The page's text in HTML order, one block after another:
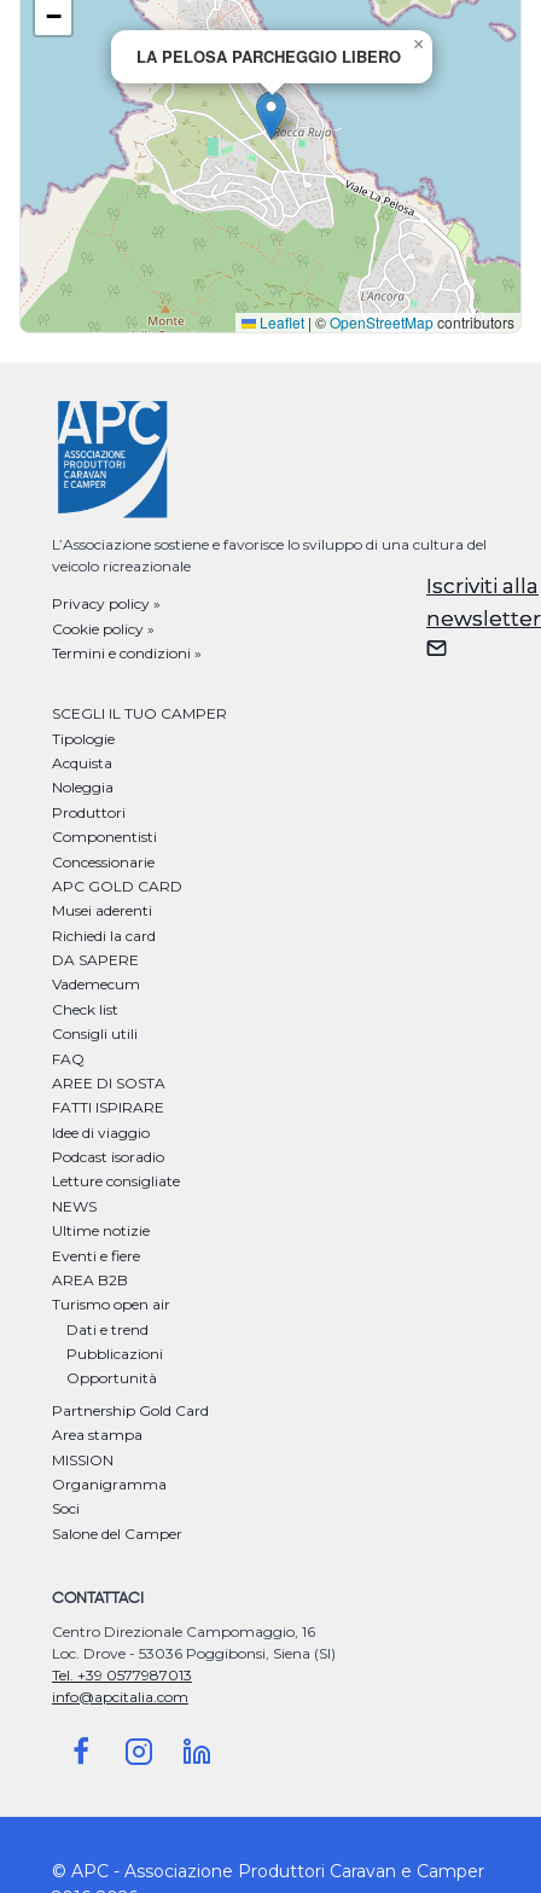
Iscriviti alla
newsletter
LA PELOSA PARCHEGGIO LIBERO
×
−
Leaflet | ©OpenStreetMapcontributors
L’Associazione sostiene e favorisce lo sviluppo di una cultura del
veicolo ricreazionale
Privacy policy »
Cookie policy »
Termini e condizioni »
SCEGLI IL TUO CAMPER
Tipologie
Acquista
Noleggia
Produttori
Componentisti
Concessionarie
APC GOLD CARD
Musei aderenti
Richiedi la card
DA SAPERE
Vademecum
Check list
Consigli utili
FAQ
AREE DI SOSTA
FATTI ISPIRARE
Idee di viaggio
Podcast isoradio
Letture consigliate
NEWS
Ultime notizie
Eventi e fiere
AREA B2B
Turismo open air
Dati e trend
Pubblicazioni
Opportunità
Partnership Gold Card
Area stampa
MISSION
Organigramma
Soci
Salone del Camper
CONTATTACI
Centro Direzionale Campomaggio, 16
Loc. Drove - 53036 Poggibonsi, Siena (SI)
Tel. +39 0577987013
info@apcitalia.com
© APC - Associazione Produttori Caravan e Camper
Iscriviti alla
newsletter